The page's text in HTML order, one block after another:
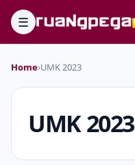
☰
Home›UMK 2023
UMK 2023